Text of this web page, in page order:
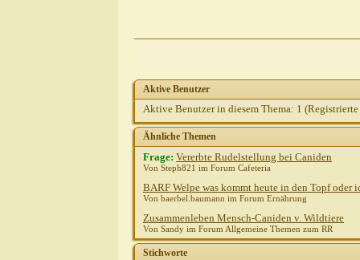
Aktive Benutzer
Aktive Benutzer in diesem Thema: 1
Ähnliche Themen
Frage: Vererbte Rudelstellung bei Caniden
Von Steph821 im Forum Cafeteria
BARF Welpe was kommt heute in den Topf oder
Von baerbel.baumann im Forum Ernährung
Zusammenleben Mensch-Caniden v. Wildtiere
Von Sandy im Forum Allgemeine Themen zum RR
Stichworte